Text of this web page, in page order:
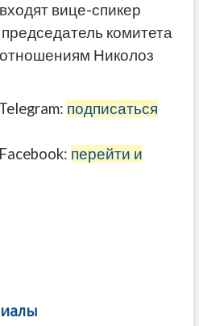
вице-спикер
комитета
Николоз
подписаться
перейти и